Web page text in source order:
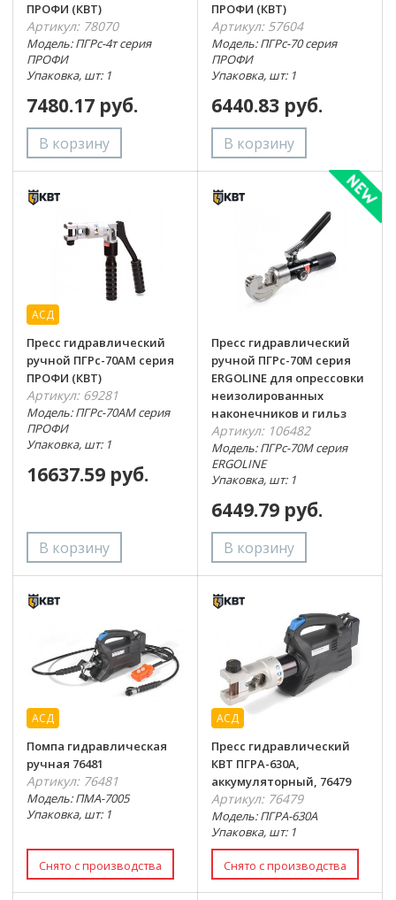
ПРОФИ (КВТ)
Артикул: 78070
Модель: ПГРс-4т серия
ПРОФИ
Упаковка, шт: 1
7480.17 руб.
ПРОФИ (КВТ)
Артикул: 57604
Модель: ПГРс-70 серия
ПРОФИ
Упаковка, шт: 1
6440.83 руб.
АСД
Пресс гидравлический
ручной ПГРс-70АМ серия
ПРОФИ (КВТ)
Артикул: 69281
Модель: ПГРс-70АМ серия
ПРОФИ
Упаковка, шт: 1
16637.59 руб.
Пресс гидравлический
ручной ПГРс-70М серия
ERGOLINE для опрессовки
неизолированных
наконечников и гильз
Артикул: 106482
Модель: ПГРс-70М серия
ERGOLINE
Упаковка, шт: 1
6449.79 руб.
АСД
Помпа гидравлическая
ручная 76481
Артикул: 76481
Модель: ПМА-7005
Упаковка, шт: 1
АСД
Пресс гидравлический
КВТ ПГРА-630А,
аккумуляторный, 76479
Артикул: 76479
Модель: ПГРА-630А
Упаковка, шт: 1